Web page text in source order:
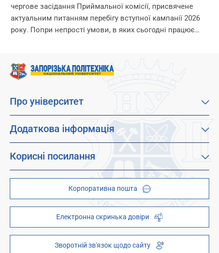
чергове засідання Приймальної комісії, присвячене
актуальним питанням перебігу вступної кампанії 2026
року. Попри непрості умови, в яких сьогодні працює
Про університет
Місія, візія та цінності
Факультети
Студентам
Додаткова інформація
Дистанційне навчання
Дитячо-юнацький науковий університет (ДЮНУ)
Відокремлені структурні підрозділи
Наукова бібліотека
Телефонний довідник
Інституційний репозиторій
Корисні посилання
Стипендії і гранти
ZP - QR code
Молодіжний хаб «FREETIME»
Платні послуги
Корпоративна пошта
Електронна скринька довіри
Зворотній зв'язок щодо сайту